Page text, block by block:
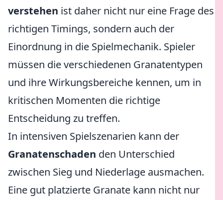
verstehen ist daher nicht nur eine Frage des
richtigen Timings, sondern auch der
Einordnung in die Spielmechanik. Spieler
müssen die verschiedenen Granatentypen
und ihre Wirkungsbereiche kennen, um in
kritischen Momenten die richtige
Entscheidung zu treffen.
In intensiven Spielszenarien kann der
Granatenschaden den Unterschied
zwischen Sieg und Niederlage ausmachen.
Eine gut platzierte Granate kann nicht nur